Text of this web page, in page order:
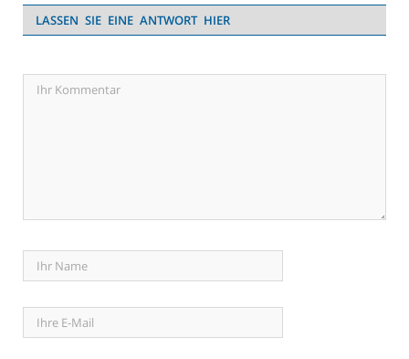
LASSEN SIE EINE ANTWORT HIER